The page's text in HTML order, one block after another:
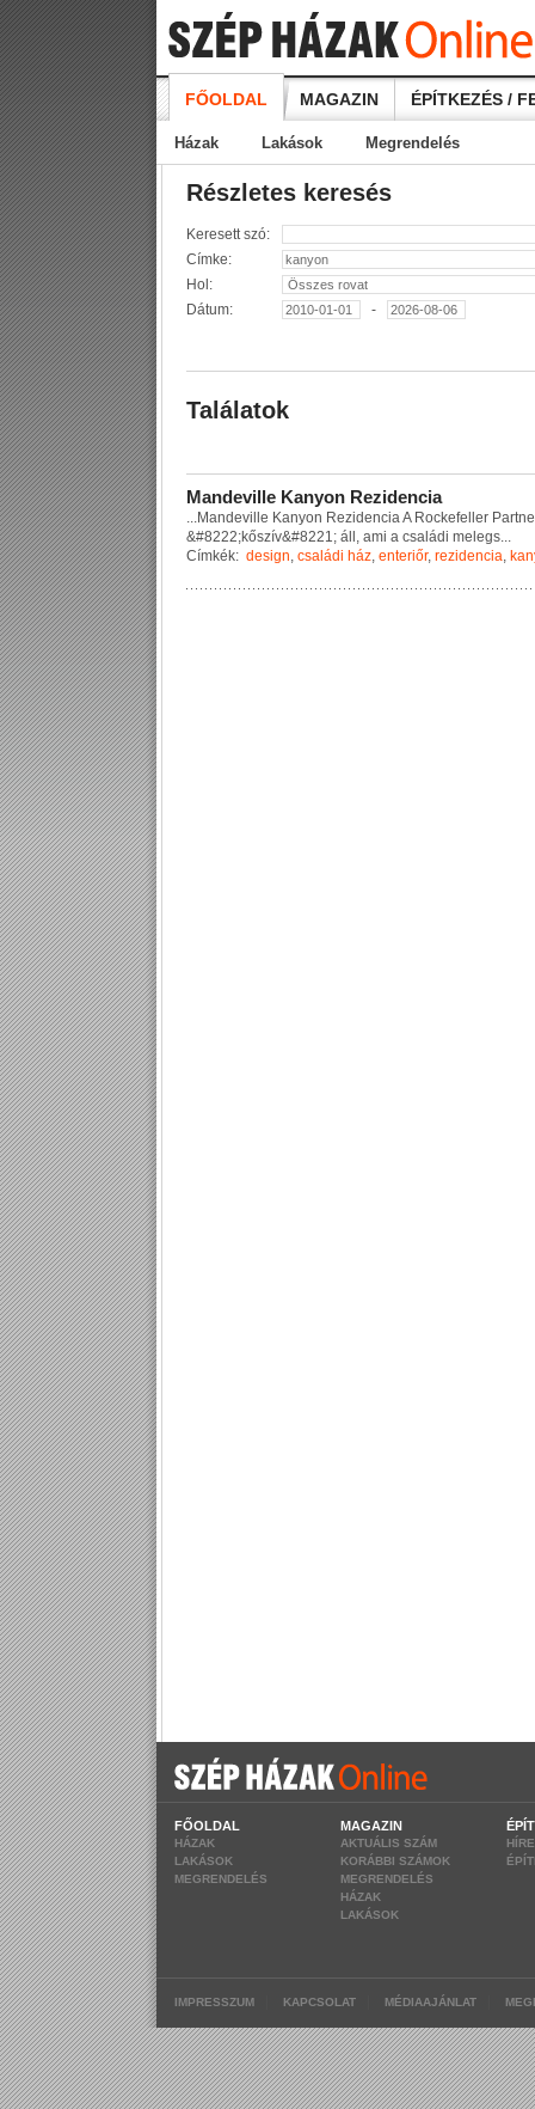
FŐOLDAL MAGAZIN ÉPÍTKEZÉS /
Házak Lakások Megrendelés
Részletes keresés
Keresett szó:
Címke:
Hol:
Dátum:
-
Találatok
Mandeville Kanyon Rezidencia
...Mandevi e Kanyon RezidenciaA Rockefe er Partne
&#8222;kőszív&#8221; á , ami a csa ádi me egs...
Címkék: design, családi ház, enteriőr, rezidencia,
FŐOLDAL
HÁZAK
LAKÁSOK
MEGRENDELÉS
MAGAZIN
AKTUÁLIS SZÁM
KORÁBBI SZÁMOK
MEGRENDELÉS
HÁZAK
LAKÁSOK
IMPRESSZUM KAPCSOLAT MÉDIAAJÁNLAT